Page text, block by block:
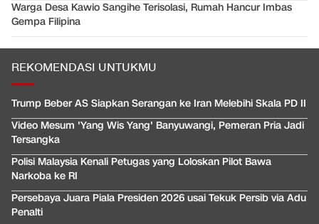
Warga Desa Kawio Sangihe Terisolasi, Rumah Hancur Imbas
Gempa Filipina
REKOMENDASI UNTUKMU
Trump Beber AS Siapkan Serangan ke Iran Melebihi Skala PD II
Video Mesum 'Yang Wis Yang' Banyuwangi, Pemeran Pria Jadi
Tersangka
Polisi Malaysia Kenali Petugas yang Loloskan Pilot Bawa
Narkoba ke RI
Persebaya Juara Piala Presiden 2026 usai Tekuk Persib via Adu
Penalti